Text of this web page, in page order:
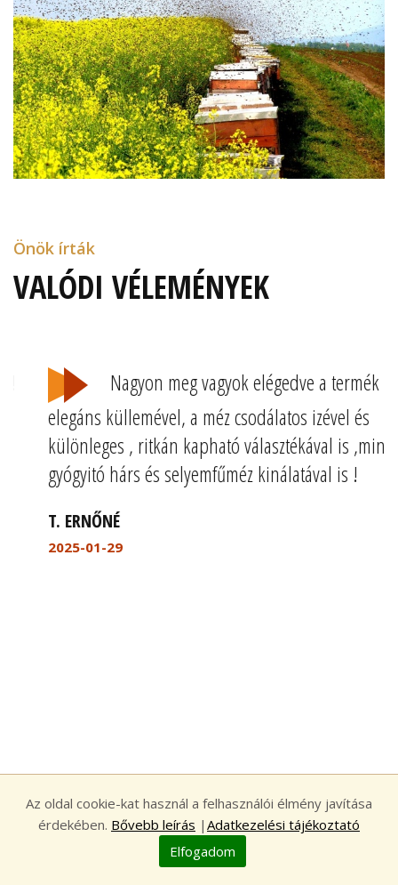
Az oldal cookie-kat használ a felhasználói élmény javítása
érdekében. Bővebb leírás | Adatkezelési tájékoztató
Elfogadom
Önök írták
VALÓDI VÉLEMÉNYEK
Nagyon meg vagyok elégedve a termék
elegáns küllemével, a méz csodálatos izével és
különleges , ritkán kapható választékával is ,mint a
gyógyitó hárs és selyemfűméz kinálatával is !
T. ERNŐNÉ
2025-01-29
Aktualitások, méhészetünkről
HÍREK, AKCIÓK